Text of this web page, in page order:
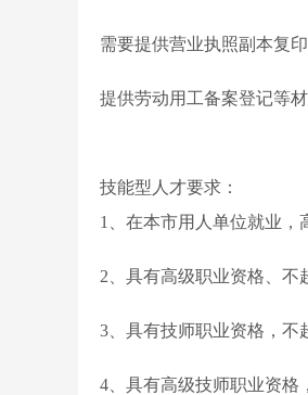
需要提供营业执照副本复
提供劳动用工备案登记等
技能型人才要求：
1、在本市用人单位就业，
2、具有高级职业资格、不
3、具有技师职业资格，不
4、具有高级技师职业资格